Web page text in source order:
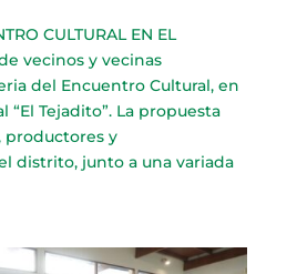
CULTURAL EN EL
vecinos y vecinas
del Encuentro Cultural, en
“El Tejadito”. La propuesta
productores y
distrito, junto a una variada